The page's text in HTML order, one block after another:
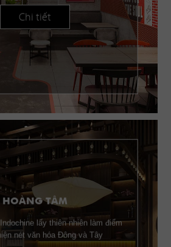
Chi tiết
HOÀNG TÂM
lấy thiên nhiên làm điểm
nét văn hóa Đông và Tây